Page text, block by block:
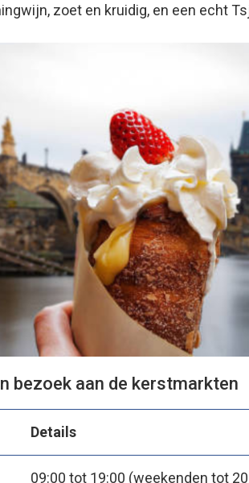
zoet en kruidig, en een echt
bezoek aan de kerstmarkten
Details
09:00 tot 19:00 (weekenden tot